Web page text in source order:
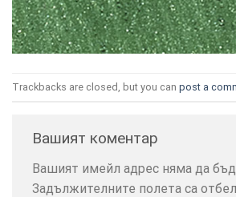
Trackbacks are closed, but you can post a
Вашият коментар
Вашият имейл адрес няма да
Задължителните полета са
× ТОЗИ
САЙТ
ИЗПОЛЗВА
ПОВЕЧЕ
ДА
НАМЕРИТЕ
ТУК.